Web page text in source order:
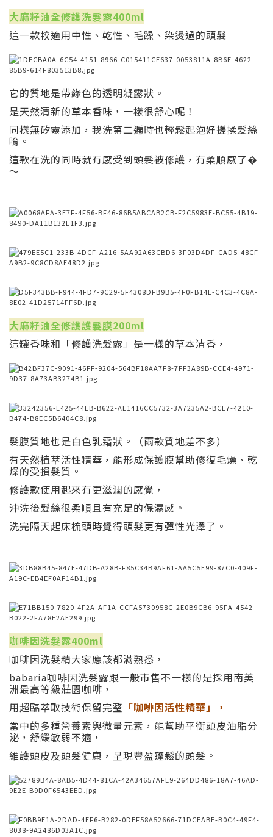
大麻籽油全修護洗髮露400ml
這一款較適用中性、乾性、毛躁、染燙過的頭髮
它的質地是帶綠色的透明凝露狀。
是天然清新的草本香味，一樣很舒心呢！
同樣無矽靈添加，我洗第二遍時也輕鬆起泡好搓揉髮絲
唷。
這款在洗的同時就有感受到頭髮被修護，有柔順感了�
～
大麻籽油全修護護髮膜200ml
這罐香味和「修護洗髮露」是一樣的草本清香，
髮膜質地也是白色乳霜狀。（兩款質地差不多）
有天然植萃活性精華，能形成保護膜幫助修復毛燥、乾
燥的受損髮質。
修護款使用起來有更滋潤的感覺，
沖洗後髮絲很柔順且有充足的保濕感。
洗完隔天起床梳頭時覺得頭髮更有彈性光澤了。
咖啡因洗髮露400ml
咖啡因洗髮精大家應該都滿熟悉，
babaria咖啡因洗髮露跟一般市售不一樣的是採用南美
洲最高等級莊園咖啡，
用超臨萃取技術保留完整 「咖啡因活性精華」，
當中的多種營養素與微量元素，能幫助平衡頭皮油脂分
泌，舒緩敏弱不適，
維護頭皮及頭髮健康，呈現豐盈蓬鬆的頭髮。